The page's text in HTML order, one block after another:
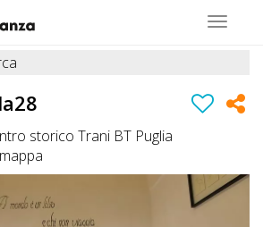
Toggle
storico Trani BT Puglia